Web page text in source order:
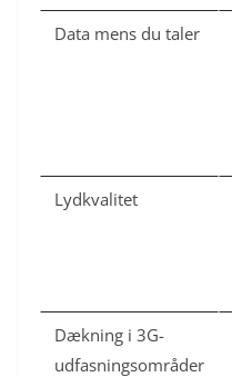
Data mens du taler
Lydkvalitet
Dækning i 3G-
udfasningsområder